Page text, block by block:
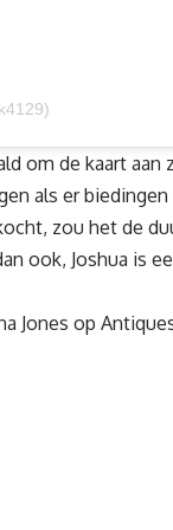
om de kaart
als er biedingen
zou het de
ook, Joshua is
Jones op